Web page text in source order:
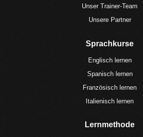
Unser Trainer-Team
Unsere Partner
Sprachkurse
Englisch lernen
Spanisch lernen
Französisch lernen
Italienisch lernen
Lernmethode